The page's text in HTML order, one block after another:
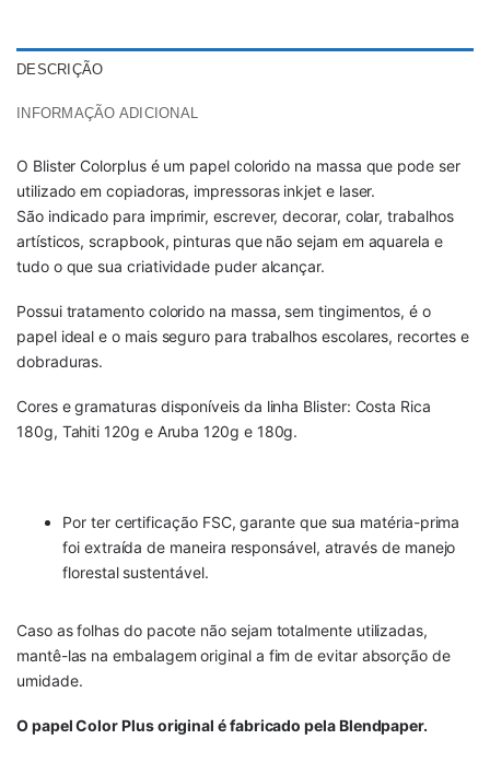
DESCRIÇÃO
INFORMAÇÃO ADICIONAL
O Blister Colorplus é um papel colorido na massa que pode ser
utilizado em copiadoras, impressoras inkjet e laser.
São indicado para imprimir, escrever, decorar, colar, trabalhos
artísticos, scrapbook, pinturas que não sejam em aquarela e
tudo o que sua criatividade puder alcançar.
Possui tratamento colorido na massa, sem tingimentos, é o
papel ideal e o mais seguro para trabalhos escolares, recortes e
dobraduras.
Cores e gramaturas disponíveis da linha Blister: Costa Rica
180g, Tahiti 120g e Aruba 120g e 180g.
Por ter certificação FSC, garante que sua matéria-prima
foi extraída de maneira responsável, através de manejo
florestal sustentável.
Caso as folhas do pacote não sejam totalmente utilizadas,
mantê-las na embalagem original a fim de evitar absorção de
umidade.
O papel Color Plus original é fabricado pela Blendpaper.